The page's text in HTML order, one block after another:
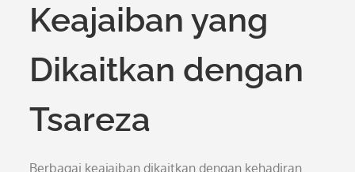
Keajaiban yang
Dikaitkan dengan
Tsareza
Berbagai keajaiban dikaitkan dengan kehadiran